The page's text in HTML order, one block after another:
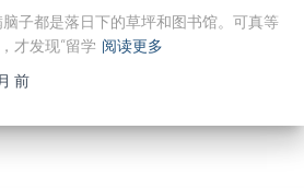
子都是落日下的草坪和图书馆。可真等
才发现“留学 阅读更多
前